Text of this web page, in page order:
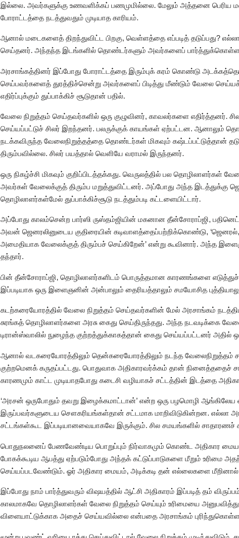
இல்லை. அவர்களுக்கு உணவளிக்கப் பணமுமில்லை. மேலும் அத்தனை பெரிய
போராட்டத்தை நடத்துவதும் முடியாத காரியம்.
ஆனால் மடைகளைத் திறந்துவிட்ட பிறகு, வெள்ளத்தை எப்படித் தடுப்பது?
செய்தனர். அந்தந்த இடங்களில் தொண்டர்களும் அவர்களைப்
அரசாங்கத்தினர் இப்போது போராட்டத்தை இரும்புக் கரம் கொண்டு
செய்பவர்களைத் துரத்திச்சென்று அவர்களைப் பிடித்து மீண்டும் வேலை
எதிர்ப்புக்கும் துப்பாக்கிச் சூடுதான் பதில்.
வேலை நிறுத்தம் செய்தவர்களில் ஒரு குழுவினர், காவலர்களை எதிர்த்தனர்.
செய்யப்பட்டுச் சிலர் இறந்தனர். பலருக்குக் காயங்கள் ஏற்பட்டன. ஆனாலும்
நடக்கவிருந்த வேலைநிறுத்தத்தை தொண்டர்கள் மிகவும் கஷ்டப்பட்டுத்தான்
திரும்பவில்லை. சிலர் பயத்தால் வெளியே வராமல் இருந்தனர்.
ஒரு நிகழ்ச்சி மிகவும் குறிப்பிடத்தக்கது. வெருலத்தில் பல தொழிலாளர்கள்
அவர்கள் வேலைக்குத் திரும்ப மறுத்துவிட்டனர். அப்போது அந்த இடத்துக்கு
தொழிலாளர்கள்மேல் துப்பாக்கிச்சூடு நடத்தும்படி கட்டளையிட்டார்.
அப்போது காலம்சென்ற பார்ஸி ருஸ்தம்ஜியின் மகனான தீன்சோராப்ஜி,
அவன் ஜெனரலினுடைய குதிரையின் கடிவாளத்தைப்பற்றிக்கொண்டு,
அமைதியாக வேலைக்குத் திரும்பச் செய்கிறேன்’ என்று கூவினார். அந்த
தந்தார்.
பின் தீன்சோராப்ஜி, தொழிலாளர்களிடம் பொருத்தமான காரணங்களை
இப்படியாக ஒரு இளைஞனின் அன்பாலும் தைரியத்தாலும் சமயோசித
கடற்கரையோரத்தில் வேலை நிறுத்தம் செய்தவர்களின் மேல் அரசாங்கம் நடத்திய
சுரங்கத் தொழிலாளர்களை அரசு கைது செய்திருந்தது. அந்த நடவடிக்கை
டிரான்ஸ்வாலில் நுழைந்த குற்றத்துக்காகத்தான் கைது செய்யப்பட்டனர் அதில்
ஆனால் வடகரையோரத்திலும் தென்கரையோரத்திலும் நடந்த வேலைநிறுத்தம்
குற்றமெனக் கருதப்பட்டது. பொதுவாக அதிகாரவர்க்கம் தான்
காரணமும் காட்ட முடியாதபோது கடைசி வழியாகச் சட்டத்தின் இடத்தை
‘அரசன் ஒருபோதும் தவறு இழைக்கமாட்டான்’ என்ற ஒரு பழமொழி
இருப்பவர்களுடைய சௌகரியங்கள்தான் சட்டமாக மாறிவிடுகின்றன.
சட்டங்கள்கூட இப்படியானவையாகவே இருக்கும். சில சமயங்களில்
பொதுநலனைப் பேணவேண்டிய பொறுப்பும் நிர்வாகமும் கொண்ட அதிகார
போகக்கூடிய ஆபத்து ஏற்படும்போது அந்தக் கட்டுப்பாடுகளை மீறும் உரிமை
செய்யப்படவேண்டும். ஓர் அதிகார மையம், அடிக்கடி தன் எல்லைகளை மீறினால்
இப்போது நாம் பார்த்துவரும் விஷயத்தில் ஆட்சி அதிகாரம் இப்படித் தம்
காலமாகவே தொழிலாளர்கள் வேலை நிறுத்தம் செய்யும் உரிமையை
விளையாட்டுக்காக அதைச் செய்யவில்லை என்பதை அரசாங்கம்